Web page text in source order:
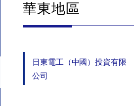
華東地區
日東電工（中國）投資有限
公司